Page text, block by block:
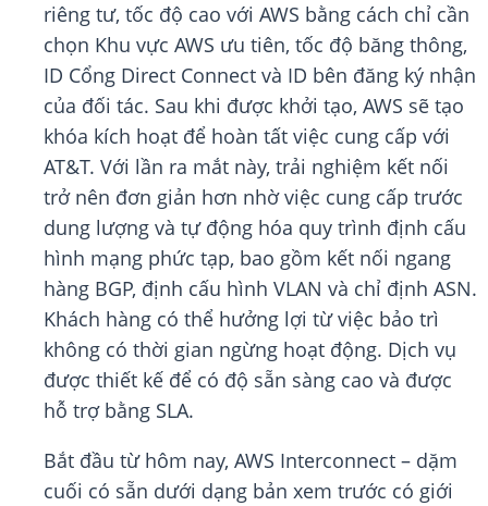
riêng tư, tốc độ cao với AWS bằng cách chỉ cần
chọn Khu vực AWS ưu tiên, tốc độ băng thông,
ID Cổng Direct Connect và ID bên đăng ký nhận
của đối tác. Sau khi được khởi tạo, AWS sẽ tạo
khóa kích hoạt để hoàn tất việc cung cấp với
AT&T. Với lần ra mắt này, trải nghiệm kết nối
trở nên đơn giản hơn nhờ việc cung cấp trước
dung lượng và tự động hóa quy trình định cấu
hình mạng phức tạp, bao gồm kết nối ngang
hàng BGP, định cấu hình VLAN và chỉ định ASN.
Khách hàng có thể hưởng lợi từ việc bảo trì
không có thời gian ngừng hoạt động. Dịch vụ
được thiết kế để có độ sẵn sàng cao và được
hỗ trợ bằng SLA.
Bắt đầu từ hôm nay, AWS Interconnect – dặm
cuối có sẵn dưới dạng bản xem trước có giới